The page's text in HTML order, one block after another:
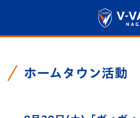
ホームタウン活動